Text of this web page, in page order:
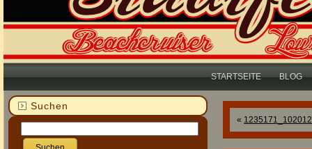
STARTSEITE BLOG
Suchen
«